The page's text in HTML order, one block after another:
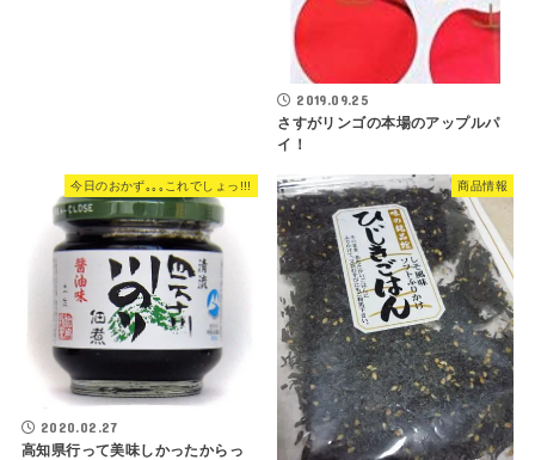
2019.09.25
さすがリンゴの本場のアップルパ
イ！
今日のおかず｡｡｡これでしょっ!!!
2020.02.27
高知県行って美味しかったからっ
商品情報